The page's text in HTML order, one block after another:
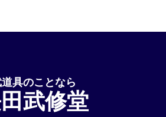
具のことなら
武修堂